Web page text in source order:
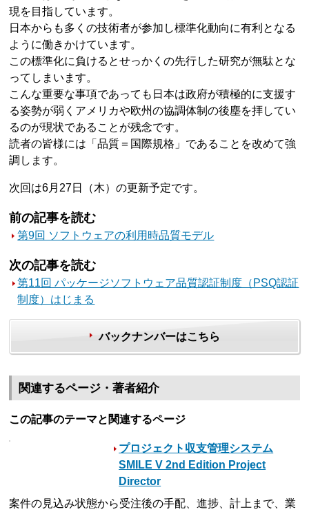
現を目指しています。
日本からも多くの技術者が参加し標準化動向に有利となる
ように働きかけています。
この標準化に負けるとせっかくの先行した研究が無駄とな
ってしまいます。
こんな重要な事項であっても日本は政府が積極的に支援す
る姿勢が弱くアメリカや欧州の協調体制の後塵を拝してい
るのが現状であることが残念です。
読者の皆様には「品質＝国際規格」であることを改めて強
調します。
次回は6月27日（木）の更新予定です。
前の記事を読む
第9回 ソフトウェアの利用時品質モデル
次の記事を読む
第11回 パッケージソフトウェア品質認証制度（PSQ認証
制度）はじまる
バックナンバーはこちら
関連するページ・著者紹介
この記事のテーマと関連するページ
プロジェクト収支管理システム
SMILE V 2nd Edition Project
Director
案件の見込み状態から受注後の手配、進捗、計上まで、業